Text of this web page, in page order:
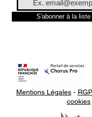
S'abonner à la
Mentions Légales-
cookies